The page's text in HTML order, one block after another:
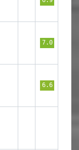
7.0
6.6